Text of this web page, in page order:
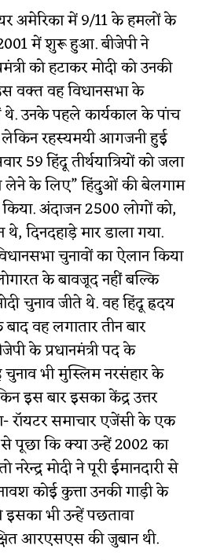
अमेरिका में 9/11 के हमलों के
में शुरू हुआ. बीजेपी ने
को हटाकर मोदी को उनकी
वक्त वह विधानसभा के
थे. उनके पहले कार्यकाल के पांच
लेकिन रहस्यमयी आगजनी हुई
हिंदू तीर्थयात्रियों को जला
लेने के लिए” हिंदुओं की बेलगाम
अंदाजन 2500 लोगों को,
दिनदहाड़े मार डाला गया.
चुनावों का ऐलान किया
के बावजूद नहीं बल्कि
चुनाव जीते थे. वह हिंदू ह्रदय
वह लगातार तीन बार
के प्रधानमंत्री पद के
चुनाव भी मुस्लिम नरसंहार के
इस बार इसका केंद्र उत्तर
रॉयटर समाचार एजेंसी के एक
से पूछा कि क्या उन्हें 2002 का
मोदी ने पूरी ईमानदारी से
कोई कुत्ता उनकी गाड़ी के
भी उन्हें पछतावा
आरएसएस की जुबान थी.